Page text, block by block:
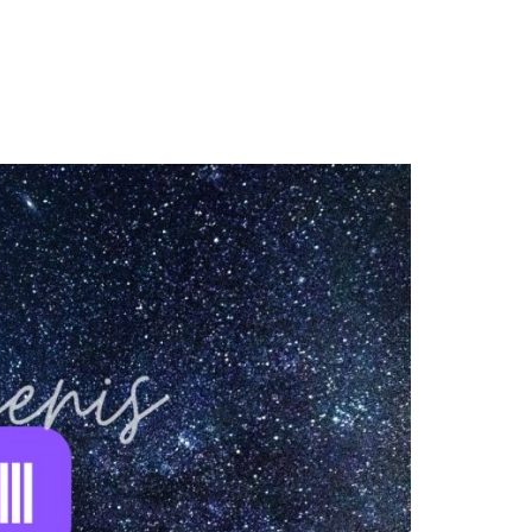
(BULLET) JOURNALLING
DUURZAAMHEID
WILDPLUKKEN
INTERVIEWS
NIEUWS
SAMENWERKEN
CONTACT